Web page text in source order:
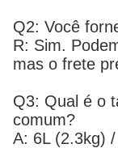
Q2: Você
R: Sim.
mas o frete
Q3: Qual é o
comum?
A: 6L (2.3kg)